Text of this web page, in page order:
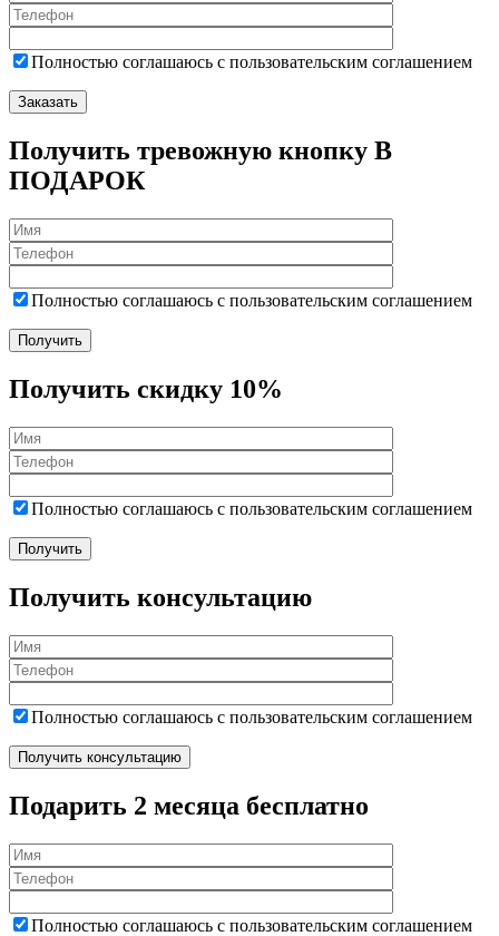
Полностью соглашаюсь с пользовательским соглашением
Получить тревожную кнопку В
ПОДАРОК
Полностью соглашаюсь с пользовательским соглашением
Получить скидку 10%
Полностью соглашаюсь с пользовательским соглашением
Получить консультацию
Полностью соглашаюсь с пользовательским соглашением
Подарить 2 месяца бесплатно
Полностью соглашаюсь с пользовательским соглашением